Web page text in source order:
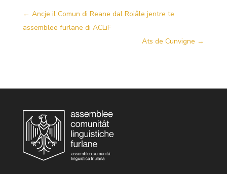
← Ancje il Comun di Reane dal Roiâle jentre te
assemblee furlane di ACLiF
Ats de Cunvigne →